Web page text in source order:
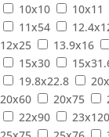
10x10
10x11
11x54
12x25
13.9x16
15x30
19.8x22.8
20x60
20x75
22x90
23x120